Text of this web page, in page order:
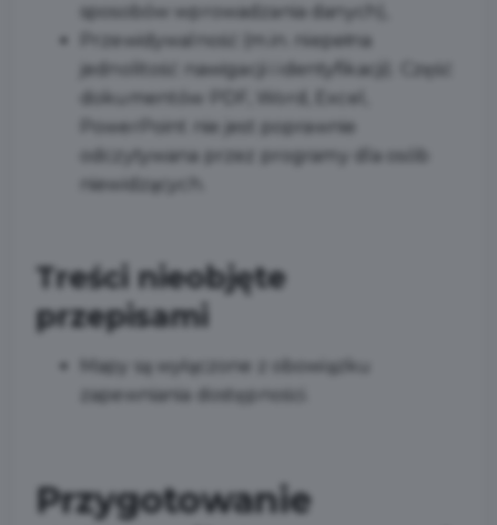
sposobów wprowadzania danych),
Przewidywalność (m.in. niepełna
jednolitość nawigacji i identyfikacji). Część
dokumentów PDF, Word, Excel,
PowerPoint nie jest poprawnie
odczytywana przez programy dla osób
niewidzących.
Treści nieobjęte
przepisami
Mapy są wyłączone z obowiązku
zapewniania dostępności.
Przygotowanie